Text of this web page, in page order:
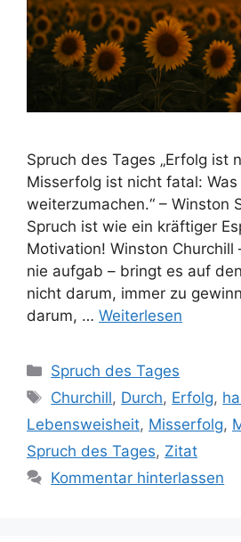
Spruch des Tages „Erfolg ist
Misserfolg ist nicht fatal:
weiterzumachen.“ – Winston
Spruch ist wie ein kräftiger
Motivation! Winston Churchill
nie aufgab – bringt es auf
nicht darum, immer zu
darum, … Weiterlesen
Kategorien
Spruch des Tages
Schlagwörter
Churchill, Durch, Erfolg,
Lebensweisheit, Misserfolg,
Spruch des Tages, Zitat
Kommentar hinterlassen